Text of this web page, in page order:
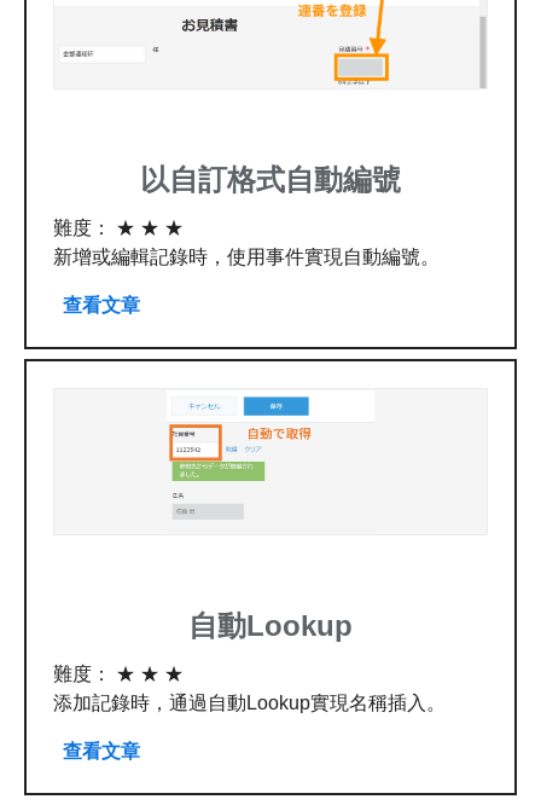
以自訂格式自動編號
難度： ★ ★ ★
新增或編輯記錄時，使用事件實現自動編號。
查看文章
自動Lookup
難度： ★ ★ ★
添加記錄時，通過自動Lookup實現名稱插入。
查看文章